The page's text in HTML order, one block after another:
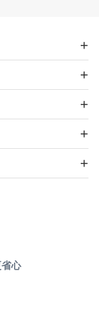
心